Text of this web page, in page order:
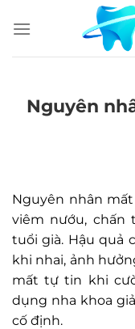
đến
Nguyên
Nguyên nhân
viêm nướu, chấn
tuổi già. Hậu quả
khi nhai, ảnh
mất tự tin khi
dụng nha khoa
cố định.